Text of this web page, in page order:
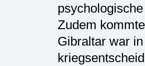
Zudem
Gibraltar war